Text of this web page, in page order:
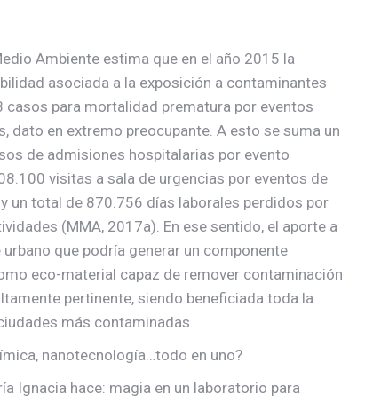
Ambiente estima que en el año 2015 la
asociada a la exposición a contaminantes
casos para mortalidad prematura por eventos
dato en extremo preocupante. A esto se suma un
de admisiones hospitalarias por evento
visitas a sala de urgencias por eventos de
un total de 870.756 días laborales perdidos por
(MMA, 2017a). En ese sentido, el aporte a
que podría generar un componente
eco-material capaz de remover contaminación
pertinente, siendo beneficiada toda la
más contaminadas.
nanotecnología…todo en uno?
Ignacia hace: magia en un laboratorio para